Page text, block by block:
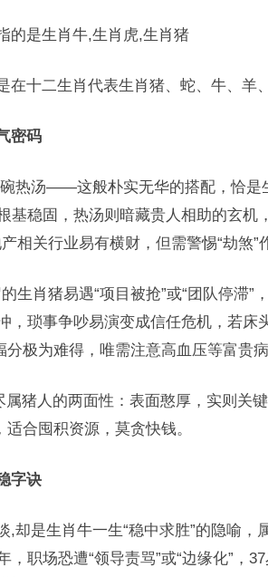
的是生肖牛,生肖虎,生肖猪
在十二生肖代表生肖猪、蛇、牛、羊
密码
热汤——这般朴实无华的搭配，恰是
基稳固，热汤则暗藏贵人相助的玄机
相关行业易有横财，但需警惕“劫煞”
生肖猪易遇“项目被抢”或“团队停滞”
，琐事争吵易演变成信任危机，若床
分极为难得，唯需注意高血压等富贵病
属猪人的两面性：表面憨厚，实则关
适合囤积资源，莫贪快钱。
字诀
,却是生肖牛一生“稳中求胜”的隐喻，
，职场恐遭“领导责骂”或“边缘化”，